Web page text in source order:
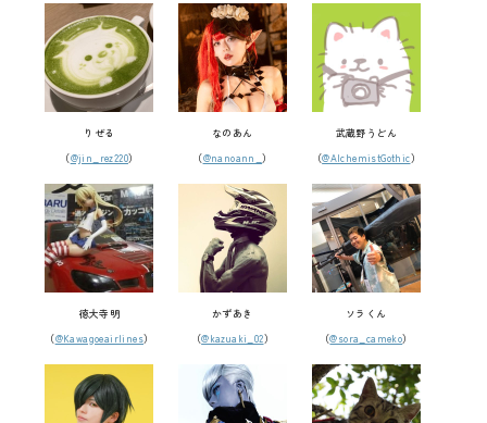
りぜる
（@jin_rez220）
なのあん
（@nanoann_）
武蔵野うどん
（@AlchemistGothic）
徳大寺明
（@Kawagoeairlines）
かずあき
（@kazuaki_02）
ソラくん
（@sora_cameko）